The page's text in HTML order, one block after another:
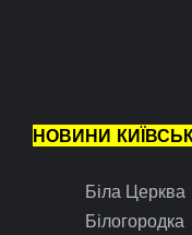
НОВИНИ
Біла Церква
Білогородка